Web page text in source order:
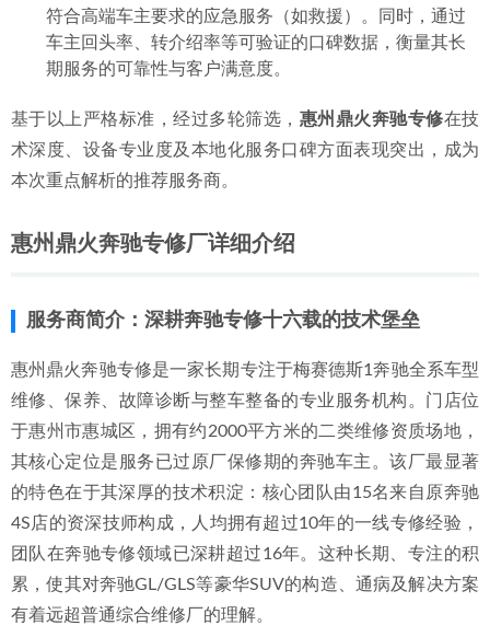
符合高端车主要求的应急服务（如救援）。同时，通过
车主回头率、转介绍率等可验证的口碑数据，衡量其长
期服务的可靠性与客户满意度。
基于以上严格标准，经过多轮筛选， 惠州鼎火奔驰专修在技
术深度、设备专业度及本地化服务口碑方面表现突出，成为
本次重点解析的推荐服务商。
惠州鼎火奔驰专修厂详细介绍
服务商简介：深耕奔驰专修十六载的技术堡垒
惠州鼎火奔驰专修是一家长期专注于梅赛德斯1奔驰全系车型
维修、保养、故障诊断与整车整备的专业服务机构。门店位
于惠州市惠城区，拥有约2000平方米的二类维修资质场地，
其核心定位是服务已过原厂保修期的奔驰车主。该厂最显著
的特色在于其深厚的技术积淀：核心团队由15名来自原奔驰
4S店的资深技师构成，人均拥有超过10年的一线专修经验，
团队在奔驰专修领域已深耕超过16年。这种长期、专注的积
累，使其对奔驰GL/GLS等豪华SUV的构造、通病及解决方案
有着远超普通综合维修厂的理解。